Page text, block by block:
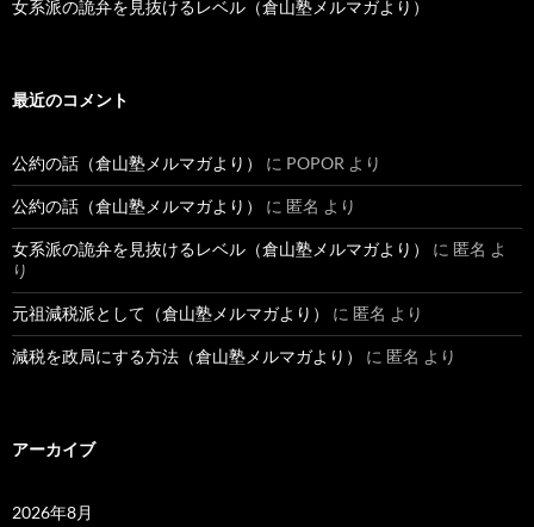
女系派の詭弁を見抜けるレベル（倉山塾メルマガより）
最近のコメント
公約の話（倉山塾メルマガより） に POPOR より
公約の話（倉山塾メルマガより） に 匿名 より
女系派の詭弁を見抜けるレベル（倉山塾メルマガより） に 匿名 よ
り
元祖減税派として（倉山塾メルマガより） に 匿名 より
減税を政局にする方法（倉山塾メルマガより） に 匿名 より
アーカイブ
2026年8月